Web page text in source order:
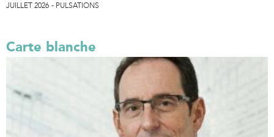
JUILLET 2026 PULSATIONS
Carte blanche